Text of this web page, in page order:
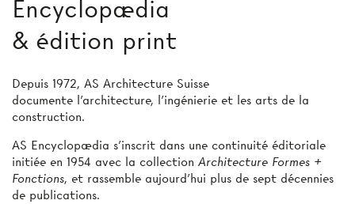
Encyclopædia
& édition print
Depuis 1972, AS Architecture Suisse
documente l’architecture, l’ingénierie et les arts de la
construction.
AS Encyclopædia s’inscrit dans une continuité éditoriale
initiée en 1954 avec la collection Architecture Formes +
Fonctions, et rassemble aujourd’hui plus de sept décennies
de publications.